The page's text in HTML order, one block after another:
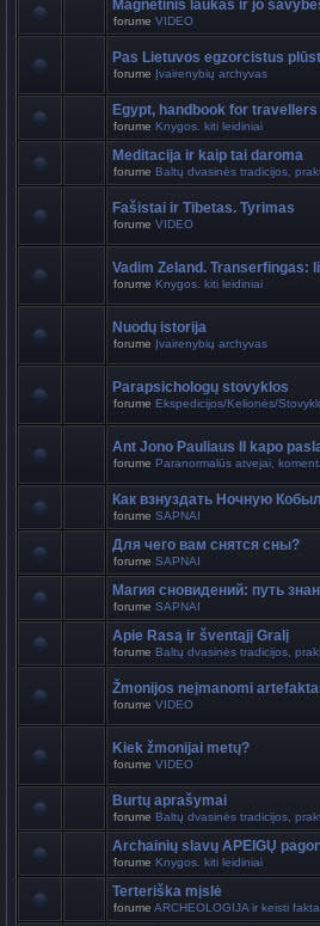
Magnetinis laukas ir jo
forume VIDEO
Pas Lietuvos egzorcistus
forume Įvairenybių archyvas
Egypt, handbook for travellers
forume Knygos. kiti leidiniai
Meditacija ir kaip tai daroma
forume Baltų dvasinės tradicijos,
Fašistai ir Tibetas. Tyrimas
forume VIDEO
Vadim Zeland. Transerfingas:
forume Knygos. kiti leidiniai
Nuodų istorija
forume Įvairenybių archyvas
Parapsichologų stovyklos
forume Ekspedicijos/Kelionės/
Ant Jono Pauliaus II kapo
forume Paranormalūs atvejai,
Как взнуздать Ночную
forume SAPNAI
Для чего вам снятся сны?
forume SAPNAI
Магия сновидений: путь
forume SAPNAI
Apie Rasą ir šventąjį Gralį
forume Baltų dvasinės tradicijos,
Žmonijos neįmanomi
forume VIDEO
Kiek žmonijai metų?
forume VIDEO
Burtų aprašymai
forume Baltų dvasinės tradicijos,
Archainių slavų APEIGŲ
forume Knygos. kiti leidiniai
Terteriška mįslė
forume ARCHEOLOGIJA ir keisti